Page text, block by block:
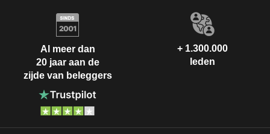
Al meer dan
20 jaar aan de
zijde van beleggers
+ 1.300.000
leden